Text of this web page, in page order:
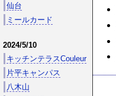
仙台
ミールカード
2024/5/10
キッチンテラスCouleur
片平キャンパス
八木山